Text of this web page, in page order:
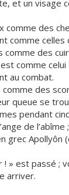
et un visage
comme des
comme celles
comme des
comme celui
au combat.
des
queue se
pendant
de l’abîme
grec Apollyôn
» est passé ;
arriver.